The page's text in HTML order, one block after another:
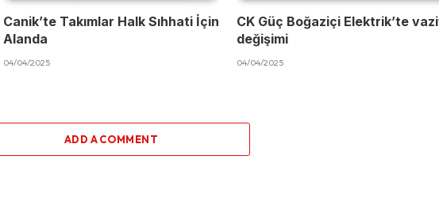
Canik’te Takımlar Halk Sıhhati İçin
Alanda
04/04/2025
CK Güç Boğaziçi Elektrik’te
değişimi
04/04/2025
ADD A COMMENT